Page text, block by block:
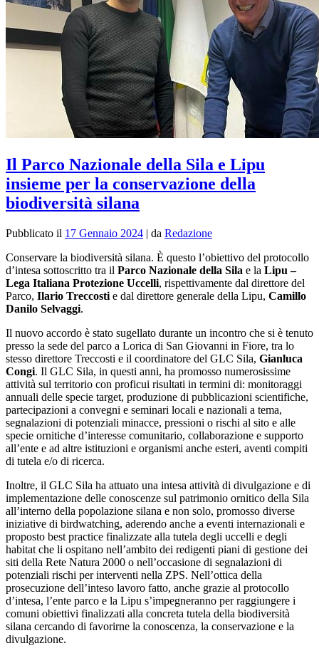
Il Parco Nazionale della Sila e Lipu
insieme per la conservazione della
biodiversità silana
Pubblicato il 17 Gennaio 2024 | da Redazione
Conservare la biodiversità silana. È questo l’obiettivo del protocollo
d’intesa sottoscritto tra il Parco Nazionale della Sila e la Lipu –
Lega Italiana Protezione Uccelli, rispettivamente dal direttore del
Parco, Ilario Treccosti e dal direttore generale della Lipu, Camillo
Danilo Selvaggi.
Il nuovo accordo è stato sugellato durante un incontro che si è tenuto
presso la sede del parco a Lorica di San Giovanni in Fiore, tra lo
stesso direttore Treccosti e il coordinatore del GLC Sila, Gianluca
Congi. Il GLC Sila, in questi anni, ha promosso numerosissime
attività sul territorio con proficui risultati in termini di: monitoraggi
annuali delle specie target, produzione di pubblicazioni scientifiche,
partecipazioni a convegni e seminari locali e nazionali a tema,
segnalazioni di potenziali minacce, pressioni o rischi al sito e alle
specie ornitiche d’interesse comunitario, collaborazione e supporto
all’ente e ad altre istituzioni e organismi anche esteri, aventi compiti
di tutela e/o di ricerca.
Inoltre, il GLC Sila ha attuato una intesa attività di divulgazione e di
implementazione delle conoscenze sul patrimonio ornitico della Sila
all’interno della popolazione silana e non solo, promosso diverse
iniziative di birdwatching, aderendo anche a eventi internazionali e
proposto best practice finalizzate alla tutela degli uccelli e degli
habitat che li ospitano nell’ambito dei redigenti piani di gestione dei
siti della Rete Natura 2000 o nell’occasione di segnalazioni di
potenziali rischi per interventi nella ZPS. Nell’ottica della
prosecuzione dell’inteso lavoro fatto, anche grazie al protocollo
d’intesa, l’ente parco e la Lipu s’impegneranno per raggiungere i
comuni obiettivi finalizzati alla concreta tutela della biodiversità
silana cercando di favorirne la conoscenza, la conservazione e la
divulgazione.